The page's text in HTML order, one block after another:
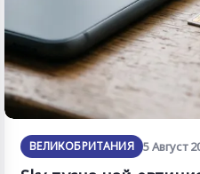
ВЕЛИКОБРИТАНИЯ 5 Август